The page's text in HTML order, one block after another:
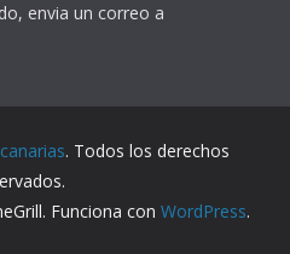
envia un correo a
. Todos los derechos
Funciona con WordPress.